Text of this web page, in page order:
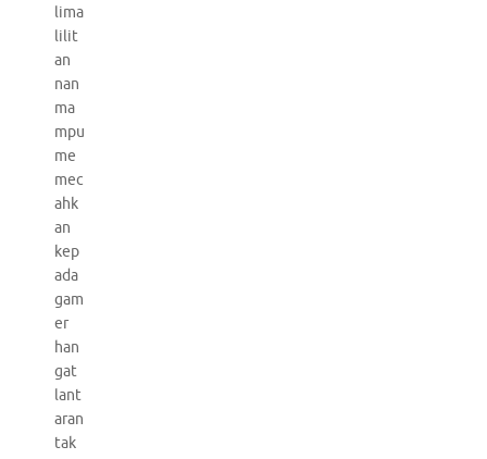
lima
lilit
an
nan
ma
mpu
me
mec
ahk
an
kep
ada
gam
er
han
gat
lant
aran
tak